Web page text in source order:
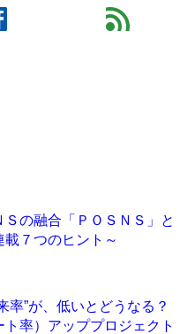
feed
の融合「ＰＯＳＮＳ」と
７つのヒント～
率”が、低いとどうなる？
率）アッププロジェクト